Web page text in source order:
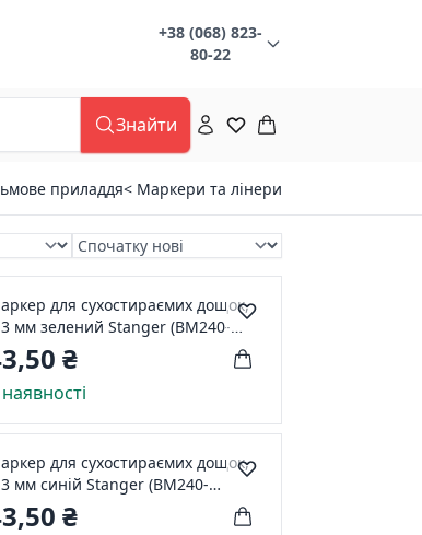
+38 (068) 823-
80-22
Знайти
приладдя< Маркери та лінери
для сухостираємих дощок,
мм зелений Stanger (BM240-
₴
для сухостираємих дощок,
мм синій Stanger (BM240-
₴